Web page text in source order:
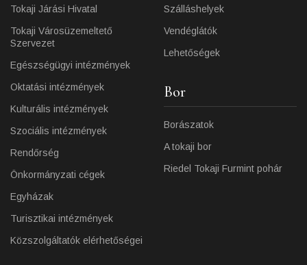
Tokaji Járási Hivatal
Tokaji Városüzemeltető
Szervezet
Egészségügyi intézmények
Oktatási intézmények
Kulturális intézmények
Szociális intézmények
Rendőrség
Önkormányzati cégek
Egyházak
Turisztikai intézmények
Közszolgáltatók elérhetőségei
Szálláshelyek
Vendéglátók
Lehetőségek
Bor
Borászatok
A tokaji bor
Riedel Tokaji Furmint pohár